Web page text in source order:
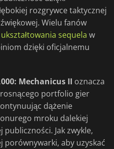
rozgrywce taktycznej
Wielu fanów
ukształtowania sequela w
dzięki oficjalnemu
Mechanicus II oznacza
portfolio gier
dążenie
mroku dalekiej
publiczności. Jak zwykle,
porównywarki, aby uzyskać